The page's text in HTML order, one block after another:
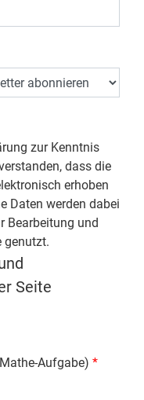
zur Kenntnis
dass die
erhoben
Daten werden dabei
Bearbeitung und
genutzt.
Seite
Aufgabe)